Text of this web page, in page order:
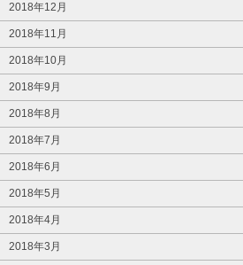
2018年12月
2018年11月
2018年10月
2018年9月
2018年8月
2018年7月
2018年6月
2018年5月
2018年4月
2018年3月